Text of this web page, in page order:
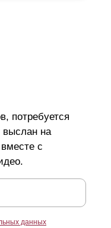
потребуется
выслан на
с
данных